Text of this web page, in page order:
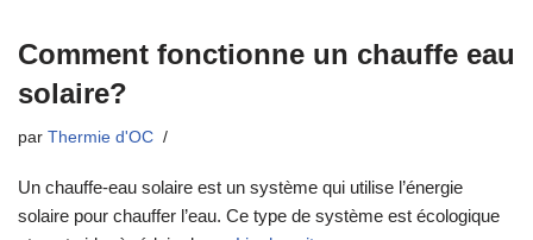
Comment fonctionne un chauffe eau
solaire?
par Thermie d'OC
Un chauffe-eau solaire est un système qui utilise l’énergie
solaire pour chauffer l’eau. Ce type de système est écologique